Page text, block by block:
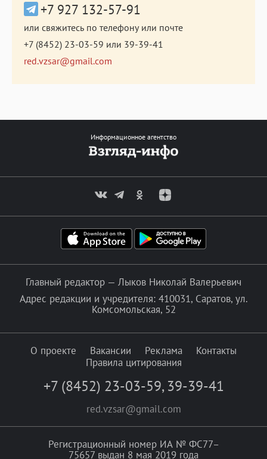
+7 927 132-57-91
или свяжитесь по телефону или почте
+7 (8452) 23-03-59 или 39-39-41
red.vzsar@gmail.com
Информационное агентство
Главный редактор — Лыков Николай Валерьевич
Адрес редакции и учредителя: 410031, Саратов, ул.
Комсомольская, 52
О проекте Вакансии Реклама
Контакты
Правила цитирования
+7 (8452) 23-03-59, 39-39-41
red.vzsar@gmail.com
Регистрационный номер ИА № ФС77–
75657 выдан 8 мая 2019 года